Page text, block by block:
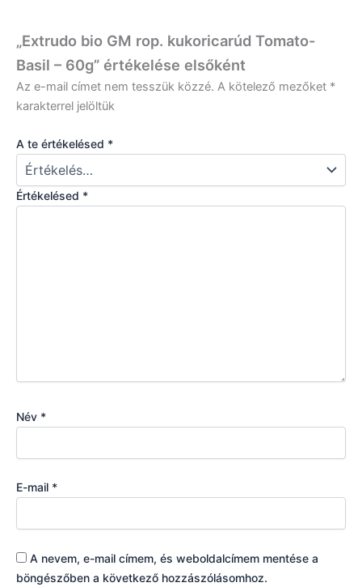
„Extrudo bio GM rop. kukoricarúd Tomato-
Basil – 60g” értékelése elsőként
Az e-mail címet nem tesszük közzé. A kötelező mezőket *
karakterrel jelöltük
A te értékelésed *
Értékelésed *
Név *
E-mail *
A nevem, e-mail címem, és weboldalcímem mentése a
böngészőben a következő hozzászólásomhoz.